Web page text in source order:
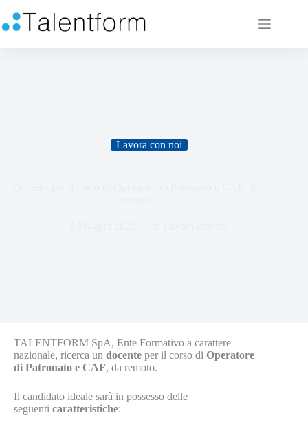
Lavora con noi
TALENTFORM SpA, Ente Formativo a carattere
nazionale, ricerca un docente per il corso di Operatore
di Patronato e CAF, da remoto.
Il candidato ideale sarà in possesso delle
seguenti caratteristiche: